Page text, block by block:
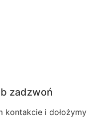
zadzwoń
kontakcie i dołożymy